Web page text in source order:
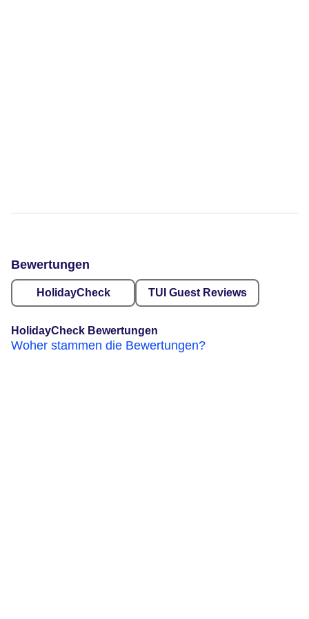
Bewertungen
HolidayCheck TUI Guest Reviews
HolidayCheck Bewertungen
Woher stammen die Bewertungen?